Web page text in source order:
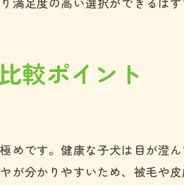
較ポイント
めです。健康な子犬は目が澄
分かりやすいため、被毛や皮